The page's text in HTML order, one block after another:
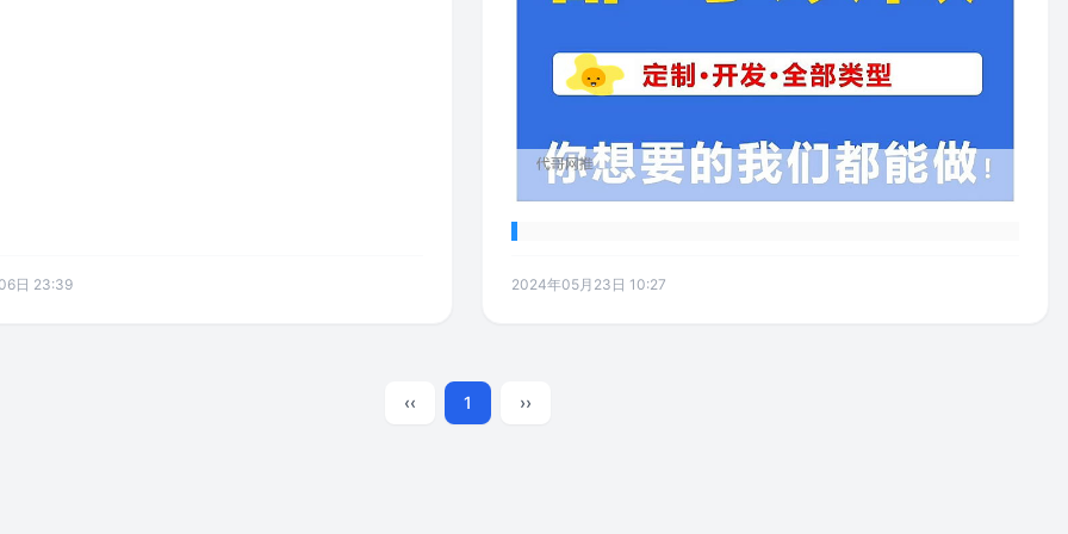
日 23:39 2024年05月23日 10:27
‹‹ 1 ››